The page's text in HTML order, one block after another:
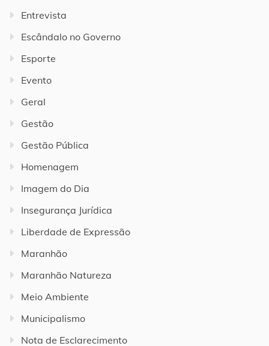
Entrevista
Escândalo no Governo
Esporte
Evento
Geral
Gestão
Gestão Pública
Homenagem
Imagem do Dia
Insegurança Jurídica
Liberdade de Expressão
Maranhão
Maranhão Natureza
Meio Ambiente
Municipalismo
Nota de Esclarecimento